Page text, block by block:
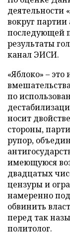
деятельности
вокруг партии
последующей
результаты
канал ЭИСИ.
«Яблоко» –
по
носит
стороны,
рупор,
имеющуюся
двадцатых
цензуры и
намеренно
обвинить
перед так
политолог.